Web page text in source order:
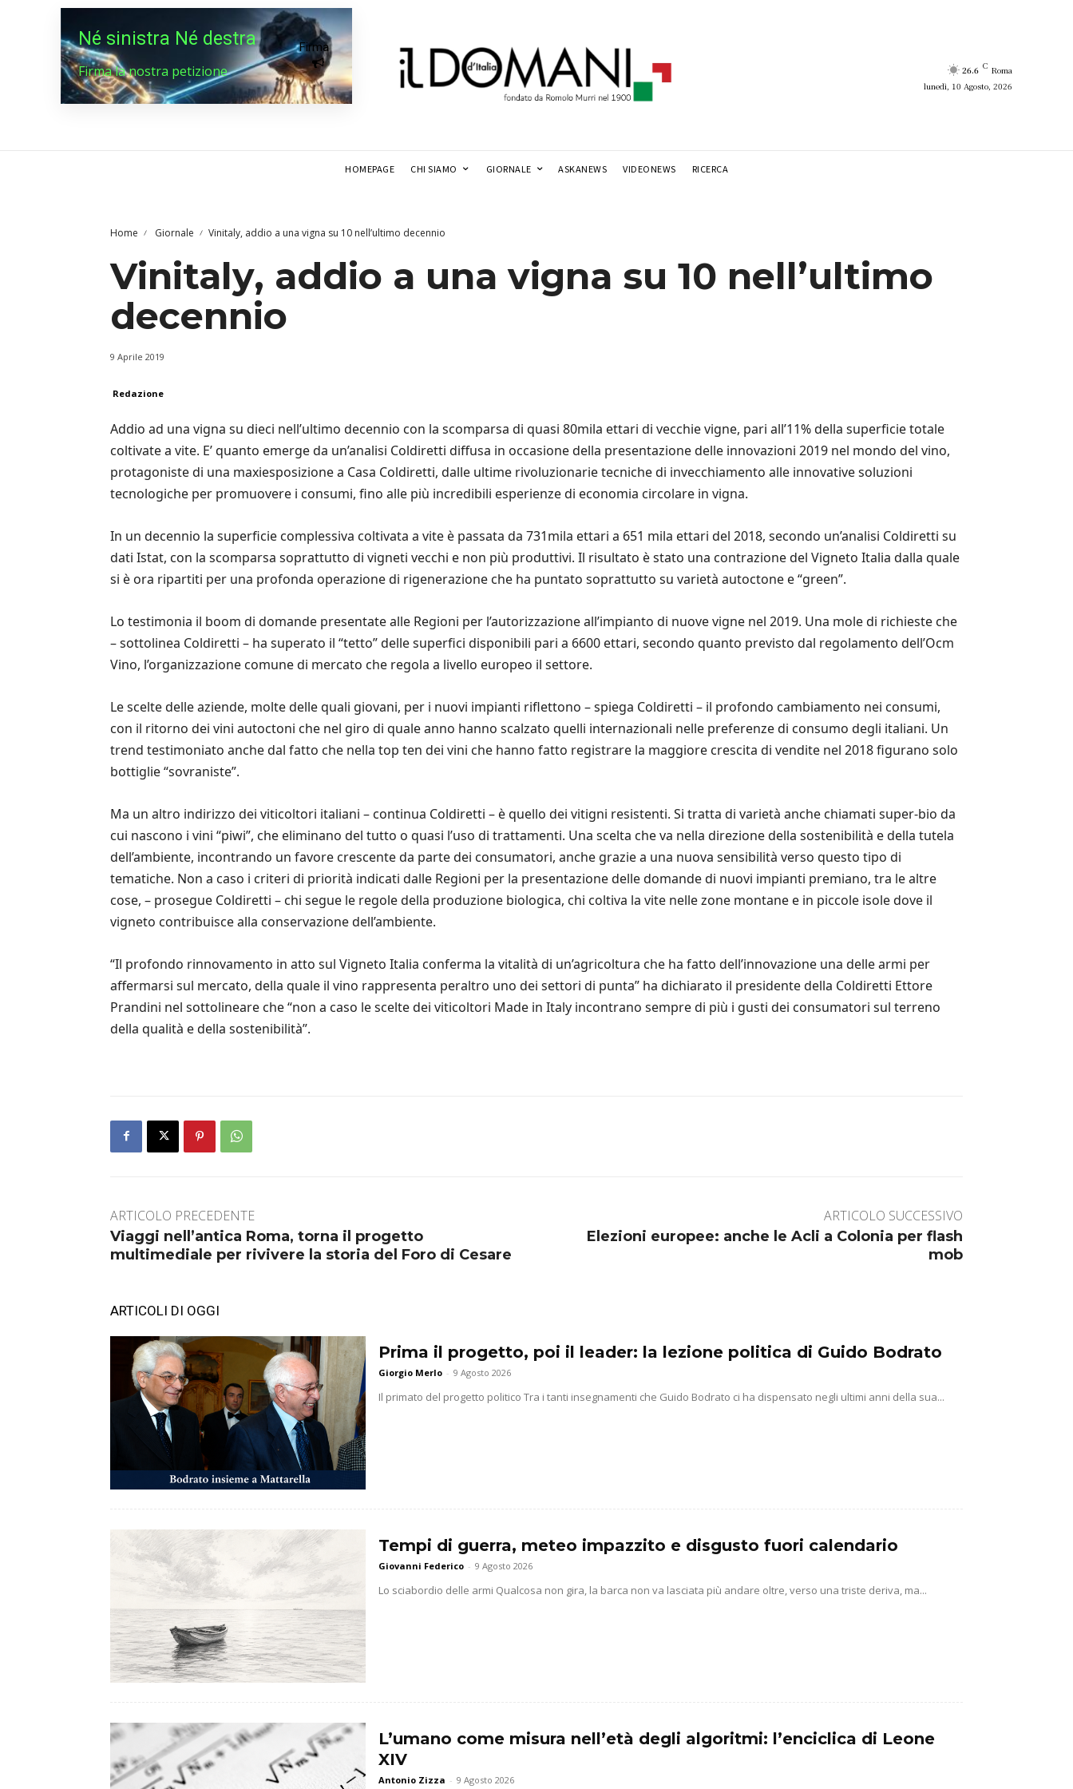
Né sinistra Né destra
Firma la nostra petizione
Firma
26.6 C Roma
lunedì, 10 Agosto, 2026
HOMEPAGE CHI SIAMO GIORNALE ASKANEWS VIDEONEWS RICERCA
Home Giornale Vinitaly, addio a una vigna su 10 nell’ultimo decennio
Vinitaly, addio a una vigna su 10 nell’ultimo
decennio
9 Aprile 2019
Redazione
Addio ad una vigna su dieci nell’ultimo decennio con la scomparsa di quasi 80mila ettari di vecchie vigne, pari all’11% della superficie totale
coltivate a vite. E’ quanto emerge da un’analisi Coldiretti diffusa in occasione della presentazione delle innovazioni 2019 nel mondo del vino,
protagoniste di una maxiesposizione a Casa Coldiretti, dalle ultime rivoluzionarie tecniche di invecchiamento alle innovative soluzioni
tecnologiche per promuovere i consumi, fino alle più incredibili esperienze di economia circolare in vigna.
In un decennio la superficie complessiva coltivata a vite è passata da 731mila ettari a 651 mila ettari del 2018, secondo un’analisi Coldiretti su
dati Istat, con la scomparsa soprattutto di vigneti vecchi e non più produttivi. Il risultato è stato una contrazione del Vigneto Italia dalla quale
si è ora ripartiti per una profonda operazione di rigenerazione che ha puntato soprattutto su varietà autoctone e “green”.
Lo testimonia il boom di domande presentate alle Regioni per l’autorizzazione all’impianto di nuove vigne nel 2019. Una mole di richieste che
– sottolinea Coldiretti – ha superato il “tetto” delle superfici disponibili pari a 6600 ettari, secondo quanto previsto dal regolamento dell’Ocm
Vino, l’organizzazione comune di mercato che regola a livello europeo il settore.
Le scelte delle aziende, molte delle quali giovani, per i nuovi impianti riflettono – spiega Coldiretti – il profondo cambiamento nei consumi,
con il ritorno dei vini autoctoni che nel giro di quale anno hanno scalzato quelli internazionali nelle preferenze di consumo degli italiani. Un
trend testimoniato anche dal fatto che nella top ten dei vini che hanno fatto registrare la maggiore crescita di vendite nel 2018 figurano solo
bottiglie “sovraniste”.
Ma un altro indirizzo dei viticoltori italiani – continua Coldiretti – è quello dei vitigni resistenti. Si tratta di varietà anche chiamati super-bio da
cui nascono i vini “piwi”, che eliminano del tutto o quasi l’uso di trattamenti. Una scelta che va nella direzione della sostenibilità e della tutela
dell’ambiente, incontrando un favore crescente da parte dei consumatori, anche grazie a una nuova sensibilità verso questo tipo di
tematiche. Non a caso i criteri di priorità indicati dalle Regioni per la presentazione delle domande di nuovi impianti premiano, tra le altre
cose, – prosegue Coldiretti – chi segue le regole della produzione biologica, chi coltiva la vite nelle zone montane e in piccole isole dove il
vigneto contribuisce alla conservazione dell’ambiente.
“Il profondo rinnovamento in atto sul Vigneto Italia conferma la vitalità di un’agricoltura che ha fatto dell’innovazione una delle armi per
affermarsi sul mercato, della quale il vino rappresenta peraltro uno dei settori di punta” ha dichiarato il presidente della Coldiretti Ettore
Prandini nel sottolineare che “non a caso le scelte dei viticoltori Made in Italy incontrano sempre di più i gusti dei consumatori sul terreno
della qualità e della sostenibilità”.
ARTICOLO PRECEDENTE
Viaggi nell’antica Roma, torna il progetto
multimediale per rivivere la storia del Foro di Cesare
ARTICOLO SUCCESSIVO
Elezioni europee: anche le Acli a Colonia per flash
mob
ARTICOLI DI OGGI
Prima il progetto, poi il leader: la lezione politica di Guido Bodrato
Giorgio Merlo - 9 Agosto 2026
Il primato del progetto politico Tra i tanti insegnamenti che Guido Bodrato ci ha dispensato negli ultimi anni della sua...
Tempi di guerra, meteo impazzito e disgusto fuori calendario
Giovanni Federico - 9 Agosto 2026
Lo sciabordio delle armi Qualcosa non gira, la barca non va lasciata più andare oltre, verso una triste deriva, ma...
L’umano come misura nell’età degli algoritmi: l’enciclica di Leone
XIV
Antonio Zizza - 9 Agosto 2026